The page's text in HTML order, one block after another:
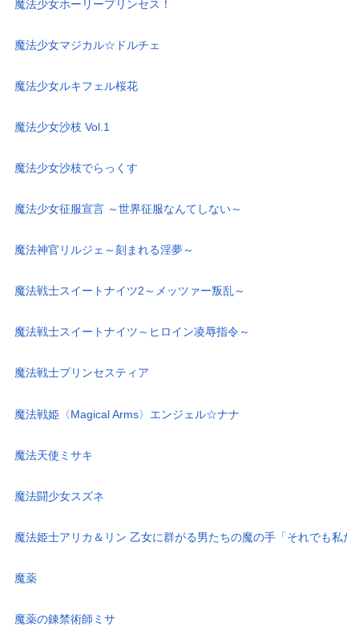
魔法少女ホーリープリンセス！
魔法少女マジカル☆ドルチェ
魔法少女ルキフェル桜花
魔法少女沙枝 Vol.1
魔法少女沙枝でらっくす
魔法少女征服宣言 ～世界征服なんてしない～
魔法神官リルジェ～刻まれる淫夢～
魔法戦士スイートナイツ2～メッツァー叛乱～
魔法戦士スイートナイツ～ヒロイン凌辱指令～
魔法戦士プリンセスティア
魔法戦姫〈Magical Arms〉エンジェル☆ナナ
魔法天使ミサキ
魔法闘少女スズネ
魔法姫士アリカ＆リン 乙女に群がる男たちの魔の手「それでも私た
魔薬
魔薬の錬禁術師ミサ